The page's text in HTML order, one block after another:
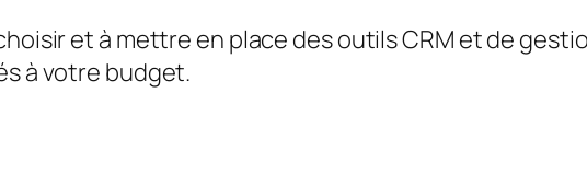
et à mettre en place des outils CRM et de
à votre budget.